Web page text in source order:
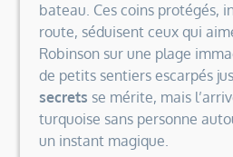
bateau. Ces coins protégés,
route, séduisent ceux qui
Robinson sur une plage
de petits sentiers escarpés
secrets se mérite, mais
turquoise sans personne
un instant magique.